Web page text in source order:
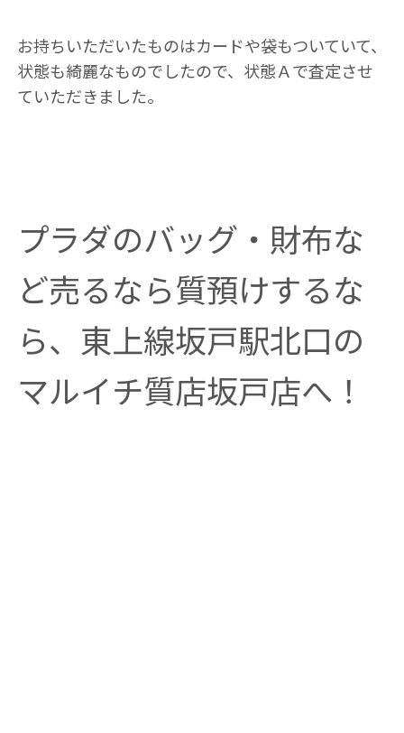
お持ちいただいたものはカードや袋もついていて、
状態も綺麗なものでしたので、状態Ａで査定させ
ていただきました。
プラダのバッグ・財布な
ど売るなら質預けするな
ら、東上線坂戸駅北口の
マルイチ質店坂戸店へ！